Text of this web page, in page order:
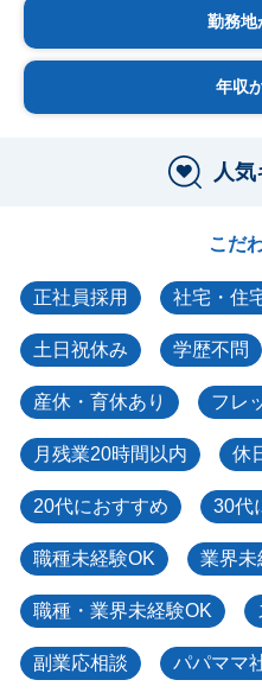
勤務地
年収
人
こだ
正社員採用 社宅・住
土日祝休み 学歴不問
産休・育休あり フレ
月残業20時間以内 休
20代におすすめ 30代
職種未経験OK 業界未
職種・業界未経験OK
副業応相談 パパママ